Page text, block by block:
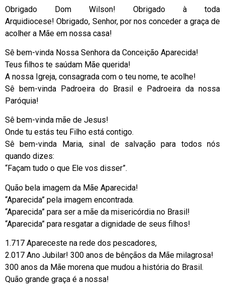
Obrigado Dom Wilson! Obrigado à toda
Arquidiocese! Obrigado, Senhor, por nos conceder a graça de
acolher a Mãe em nossa casa!
Sê bem-vinda Nossa Senhora da Conceição Aparecida!
Teus filhos te saúdam Mãe querida!
A nossa Igreja, consagrada com o teu nome, te acolhe!
Sê bem-vinda Padroeira do Brasil e Padroeira da nossa
Paróquia!
Sê bem-vinda mãe de Jesus!
Onde tu estás teu Filho está contigo.
Sê bem-vinda Maria, sinal de salvação para todos nós
quando dizes:
“Façam tudo o que Ele vos disser”.
Quão bela imagem da Mãe Aparecida!
“Aparecida” pela imagem encontrada.
“Aparecida” para ser a mãe da misericórdia no Brasil!
“Aparecida” para resgatar a dignidade de seus filhos!
1.717 Apareceste na rede dos pescadores,
2.017 Ano Jubilar! 300 anos de bênçãos da Mãe milagrosa!
300 anos da Mãe morena que mudou a história do Brasil.
Quão grande graça é a nossa!